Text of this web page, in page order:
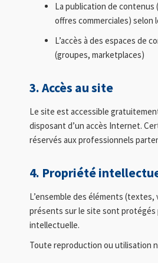
La publication de contenus
offres commerciales) selon
L’accès à des espaces de
(groupes, marketplaces)
3. Accès au site
Le site est accessible
disposant d’un accès Internet.
réservés aux professionnels
4. Propriété
L’ensemble des éléments (textes,
présents sur le site sont protégés
intellectuelle.
Toute reproduction ou utilisation